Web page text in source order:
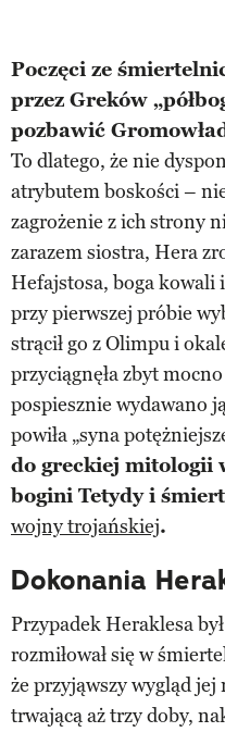
Poczęci ze
przez Greków
pozbawić
To dlatego, że nie
atrybutem boskości –
zagrożenie z ich strony
zarazem siostra, Hera
Hefajstosa, boga kowali
przy pierwszej próbie
strącił go z Olimpu i
przyciągnęła zbyt
pospiesznie wydawano
powiła „syna
do greckiej mitologii
bogini Tetydy i
wojny trojańskiej.
Dokonania
Przypadek Heraklesa
rozmiłował się w
że przyjąwszy wygląd jej
trwającą aż trzy doby,